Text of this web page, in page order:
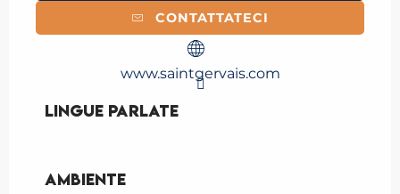
CONTATTATECI
www.saintgervais.com
Lingue parlate
Lingue parlate
Ambiente
Ambiente